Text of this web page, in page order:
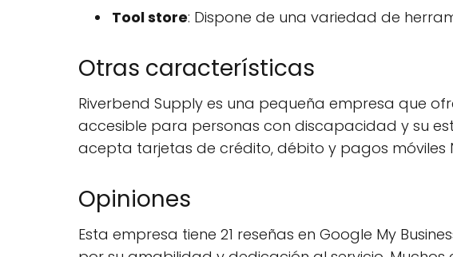
Tool store: Dispone de una variedad de
Otras características
Riverbend Supply es una pequeña empresa que
accesible para personas con discapacidad y su
acepta tarjetas de crédito, débito y pagos móviles
Opiniones
Esta empresa tiene 21 reseñas en Google My